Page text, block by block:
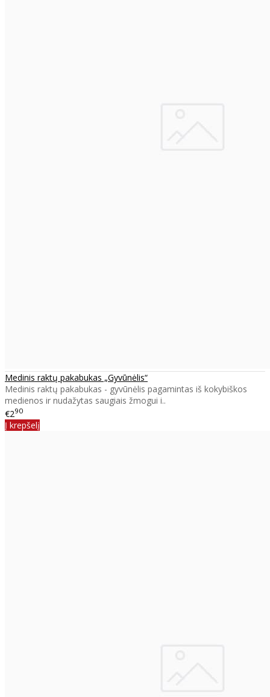
Medinis raktų pakabukas „Gyvūnėlis“
Medinis raktų pakabukas - gyvūnėlis pagamintas iš kokybiškos
medienos ir nudažytas saugiais žmogui i..
€290
Į krepšelį